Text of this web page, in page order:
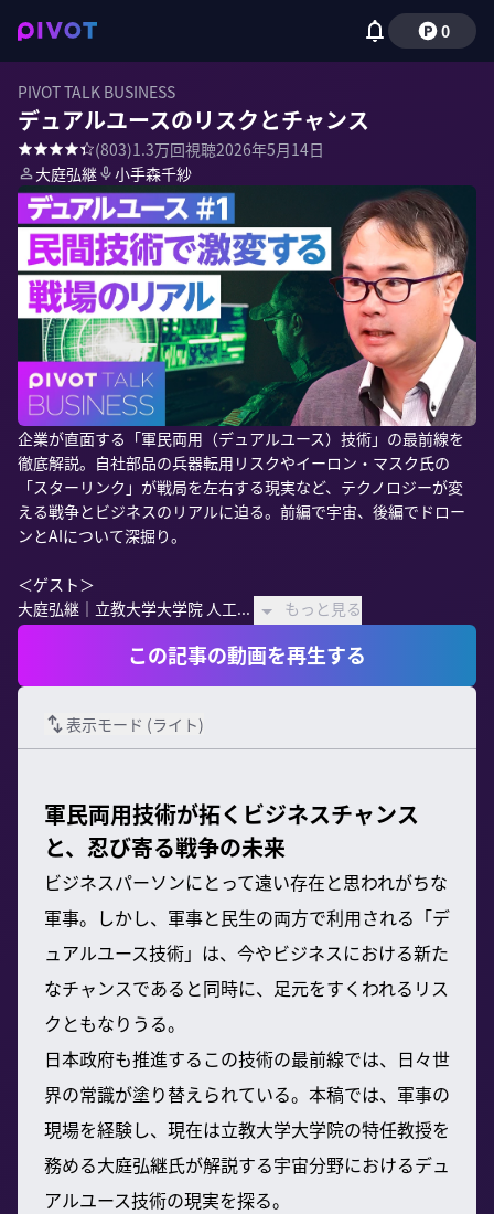
0
PIVOT TALK BUSINESS
デュアルユースのリスクとチャンス
(803)1.3万回視聴2026年5月14日
大庭弘継
小手森千紗
企業が直面する「軍民両用（デュアルユース）技術」の最前線を
徹底解説。自社部品の兵器転用リスクやイーロン・マスク氏の
「スターリンク」が戦局を左右する現実など、テクノロジーが変
える戦争とビジネスのリアルに迫る。前編で宇宙、後編でドロー
ンとAIについて深掘り。
＜ゲスト＞
大庭弘継｜立教大学大学院 人工...
もっと見る
この記事の動画を再生する
表示モード (ライト)
軍民両用技術が拓くビジネスチャンス
と、忍び寄る戦争の未来
ビジネスパーソンにとって遠い存在と思われがちな
軍事。しかし、軍事と民生の両方で利用される「デ
ュアルユース技術」は、今やビジネスにおける新た
なチャンスであると同時に、足元をすくわれるリス
クともなりうる。
日本政府も推進するこの技術の最前線では、日々世
界の常識が塗り替えられている。本稿では、軍事の
現場を経験し、現在は立教大学大学院の特任教授を
務める大庭弘継氏が解説する宇宙分野におけるデュ
アルユース技術の現実を探る。